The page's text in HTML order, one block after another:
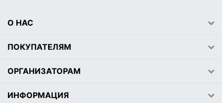
О НАС
ПОКУПАТЕЛЯМ
ОРГАНИЗАТОРАМ
ИНФОРМАЦИЯ